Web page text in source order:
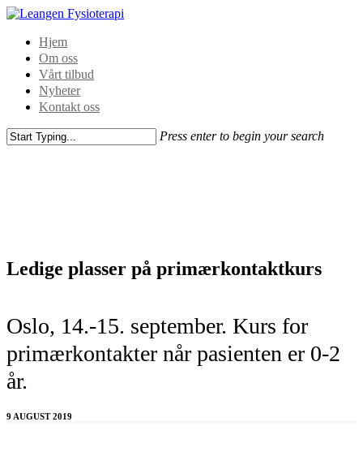
Hjem
Om oss
Vårt tilbud
Nyheter
Kontakt oss
Press enter to begin your search
Ledige plasser på primærkontaktkurs
Oslo, 14.-15. september. Kurs for
primærkontakter når pasienten er 0-2
år.
9 AUGUST 2019